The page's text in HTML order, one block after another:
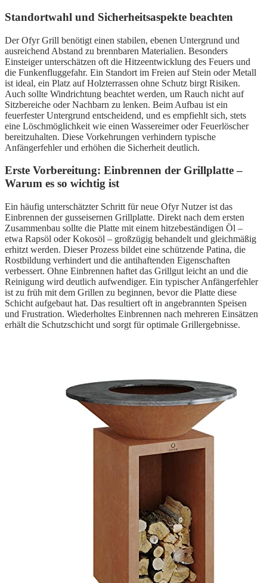
Standortwahl und Sicherheitsaspekte beachten
Der Ofyr Grill benötigt einen stabilen, ebenen Untergrund und
ausreichend Abstand zu brennbaren Materialien. Besonders
Einsteiger unterschätzen oft die Hitzeentwicklung des Feuers und
die Funkenfluggefahr. Ein Standort im Freien auf Stein oder Metall
ist ideal, ein Platz auf Holzterrassen ohne Schutz birgt Risiken.
Auch sollte Windrichtung beachtet werden, um Rauch nicht auf
Sitzbereiche oder Nachbarn zu lenken. Beim Aufbau ist ein
feuerfester Untergrund entscheidend, und es empfiehlt sich, stets
eine Löschmöglichkeit wie einen Wassereimer oder Feuerlöscher
bereitzuhalten. Diese Vorkehrungen verhindern typische
Anfängerfehler und erhöhen die Sicherheit deutlich.
Erste Vorbereitung: Einbrennen der Grillplatte –
Warum es so wichtig ist
Ein häufig unterschätzter Schritt für neue Ofyr Nutzer ist das
Einbrennen der gusseisernen Grillplatte. Direkt nach dem ersten
Zusammenbau sollte die Platte mit einem hitzebeständigen Öl –
etwa Rapsöl oder Kokosöl – großzügig behandelt und gleichmäßig
erhitzt werden. Dieser Prozess bildet eine schützende Patina, die
Rostbildung verhindert und die antihaftenden Eigenschaften
verbessert. Ohne Einbrennen haftet das Grillgut leicht an und die
Reinigung wird deutlich aufwendiger. Ein typischer Anfängerfehler
ist zu früh mit dem Grillen zu beginnen, bevor die Platte diese
Schicht aufgebaut hat. Das resultiert oft in angebrannten Speisen
und Frustration. Wiederholtes Einbrennen nach mehreren Einsätzen
erhält die Schutzschicht und sorgt für optimale Grillergebnisse.